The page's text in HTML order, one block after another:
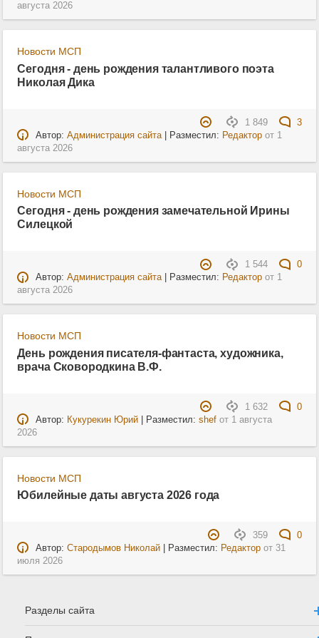
августа 2026
Новости МСП
Сегодня - день рождения талантливого поэта
Николая Дика
1 849
3
Автор: Администрация сайта| Разместил: Редакторот 1
августа 2026
Новости МСП
Сегодня - день рождения замечательной Ирины
Силецкой
1 544
0
Автор: Администрация сайта| Разместил: Редакторот 1
августа 2026
Новости МСП
День рождения писателя-фантаста, художника,
врача Сковородкина В.Ф.
1 632
0
Автор: Кукурекин Юрий| Разместил: shefот 1 августа
2026
Новости МСП
Юбилейные даты августа 2026 года
359
0
Автор: Стародымов Николай| Разместил: Редакторот 31
июля 2026
Разделы сайта